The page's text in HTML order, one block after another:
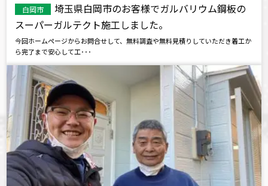
白岡市
埼玉県白岡市のお客様でガルバリウム鋼板の
スーパーガルテクト施工しました。
今回ホームページからお問合せして、無料調査や無料見積りしていただき着工か
ら完了まで安心して工･･･